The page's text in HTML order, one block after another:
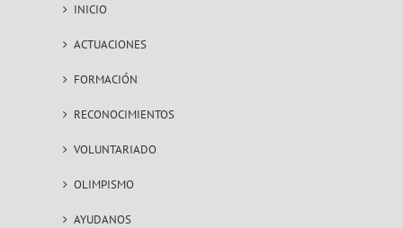
INICIO
ACTUACIONES
FORMACIÓN
RECONOCIMIENTOS
VOLUNTARIADO
OLIMPISMO
AYUDANOS